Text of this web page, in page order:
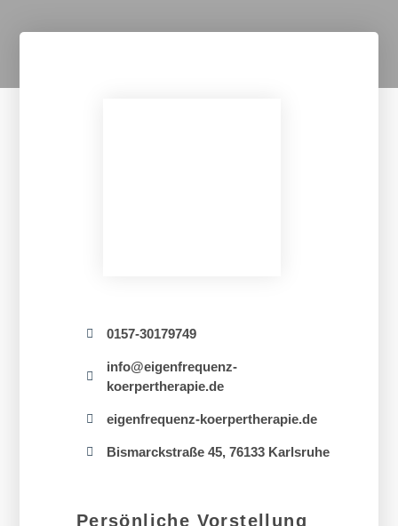
0157-30179749
info@eigenfrequenz-
koerpertherapie.de
eigenfrequenz-koerpertherapie.de
Bismarckstraße 45, 76133 Karlsruhe
Persönliche Vorstellung